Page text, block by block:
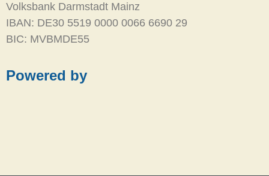
Volksbank Darmstadt Mainz
IBAN: DE30 5519 0000 0066 6690 29
BIC: MVBMDE55
Powered by